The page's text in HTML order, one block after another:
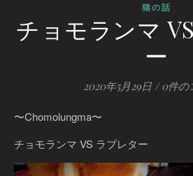
猫の話
チョモランマ
ー
2020年5月29日 / 0件の
〜Chomolungma〜
チョモランマ VS ラブレター